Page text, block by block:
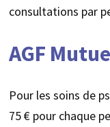
consultations par
AGF
Pour les soins de
75 € pour chaque